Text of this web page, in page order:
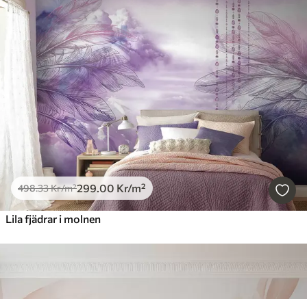
498.33Kr/m²299.00 Kr/m²
Lila fjädrar i molnen